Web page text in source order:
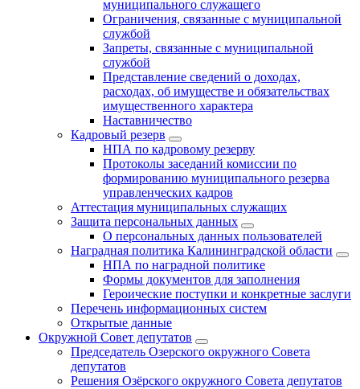
муниципального служащего
Ограничения, связанные с муниципальной
службой
Запреты, связанные с муниципальной
службой
Представление сведений о доходах,
расходах, об имуществе и обязательствах
имущественного характера
Наставничество
Кадровый резерв
НПА по кадровому резерву
Протоколы заседаний комиссии по
формированию муниципального резерва
управленческих кадров
Аттестация муниципальных служащих
Защита персональных данных
О персональных данных пользователей
Наградная политика Калининградской области
НПА по наградной политике
Формы документов для заполнения
Героические поступки и конкретные заслуги
Перечень информационных систем
Открытые данные
Окружной Совет депутатов
Председатель Озерского окружного Совета
депутатов
Решения Озёрского окружного Совета депутатов